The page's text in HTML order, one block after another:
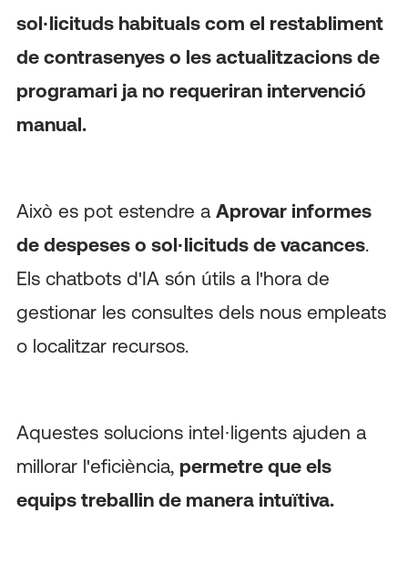
sol·licituds habituals com el restabliment
de contrasenyes o les actualitzacions de
programari ja no requeriran intervenció
manual.
Això es pot estendre a Aprovar informes
de despeses o sol·licituds de vacances.
Els chatbots d'IA són útils a l'hora de
gestionar les consultes dels nous empleats
o localitzar recursos.
Aquestes solucions intel·ligents ajuden a
millorar l'eficiència, permetre que els
equips treballin de manera intuïtiva.